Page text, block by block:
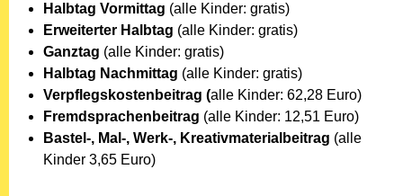
Halbtag Vormittag (alle Kinder: gratis)
Erweiterter Halbtag (alle Kinder: gratis)
Ganztag (alle Kinder: gratis)
Halbtag Nachmittag (alle Kinder: gratis)
Verpflegskostenbeitrag (alle Kinder: 62,28 Euro)
Fremdsprachenbeitrag (alle Kinder: 12,51 Euro)
Bastel-, Mal-, Werk-, Kreativmaterialbeitrag (alle
Kinder 3,65 Euro)